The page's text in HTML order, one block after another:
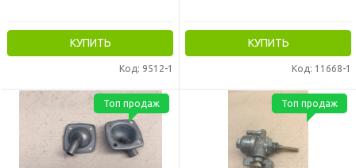
КУПИТЬ
Код: 9512-1
КУПИТЬ
Код: 11668-1
Топ продаж Топ продаж